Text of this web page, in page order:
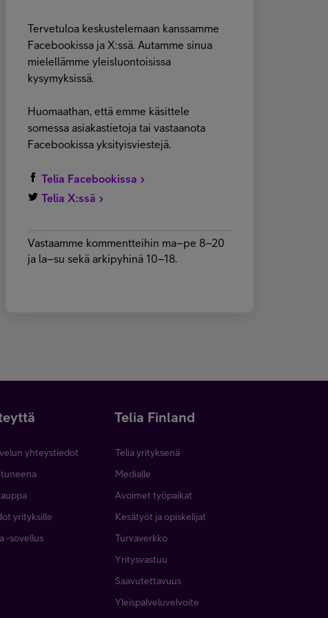
Tervetuloa keskustelemaan kanssamme
Facebookissa ja X:ssä. Autamme sinua
mielellämme yleisluontoisissa
kysymyksissä.
Huomaathan, että emme käsittele
somessa asiakastietoja tai vastaanota
Facebookissa yksityisviestejä.
Telia Facebookissa
Telia X:ssä
Vastaamme kommentteihin ma–pe 8–20
ja la–su sekä arkipyhinä 10–18.
yhteystiedot
yrityksille
-sovellus
Telia Finland
Telia yrityksenä
Medialle
Avoimet työpaikat
Kesätyöt ja opiskelijat
Turvaverkko
Yritysvastuu
Saavutettavuus
Yleispalveluvelvoite